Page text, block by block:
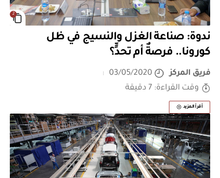
2
ندوة: صناعة الغزل والنسيج في ظل
كورونا.. فرصةٌ أم تحدٍّ؟
فريق المركز
03/05/2020
وقت القراءة: 7 دقيقة
أقرأ المزيد